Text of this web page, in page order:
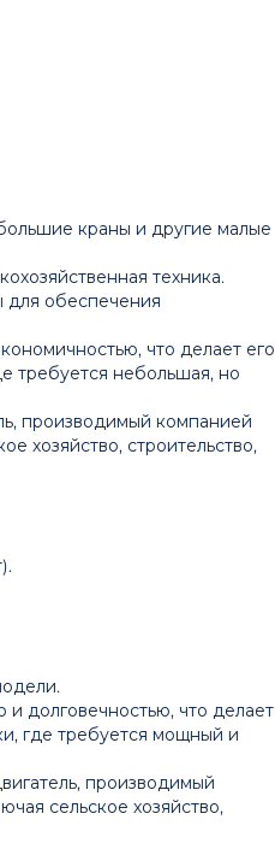
краны и другие малые
техника.
для обеспечения
что делает его
требуется небольшая, но
производимый компанией
хозяйство, строительство,
и долговечностью, что делает
где требуется мощный и
производимый
сельское хозяйство,